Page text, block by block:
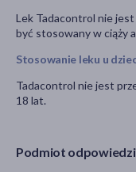
Podmiot
Lek Tadacontrol nie
być stosowany w ciąży
Stosowanie leku u
Tadacontrol nie jest
18 lat.